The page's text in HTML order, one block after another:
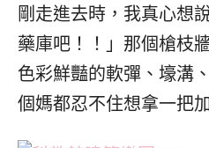
剛走進去時，我真心想
藥庫吧！！」那個槍枝
色彩鮮豔的軟彈、壕溝
個媽都忍不住想拿一把